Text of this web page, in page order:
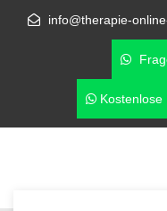
info@therapie-
Kostenlose